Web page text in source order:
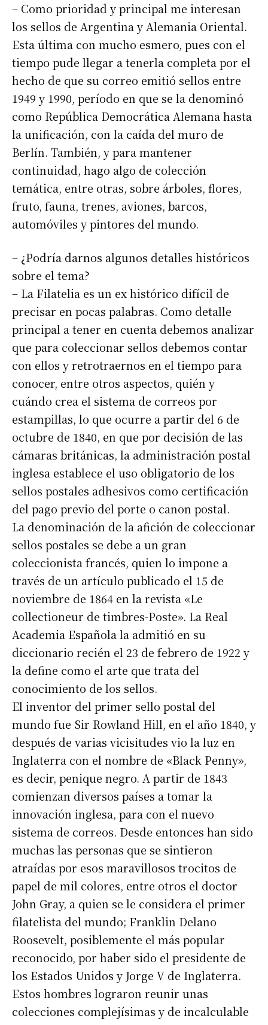
– Como prioridad y principal me interesan
los sellos de Argentina y Alemania Oriental.
Esta última con mucho esmero, pues con el
tiempo pude llegar a tenerla completa por el
hecho de que su correo emitió sellos entre
1949 y 1990, período en que se la denominó
como República Democrática Alemana hasta
la unificación, con la caída del muro de
Berlín. También, y para mantener
continuidad, hago algo de colección
temática, entre otras, sobre árboles, flores,
fruto, fauna, trenes, aviones, barcos,
automóviles y pintores del mundo.
– ¿Podría darnos algunos detalles históricos
sobre el tema?
– La Filatelia es un ex histórico difícil de
precisar en pocas palabras. Como detalle
principal a tener en cuenta debemos analizar
que para coleccionar sellos debemos contar
con ellos y retrotraernos en el tiempo para
conocer, entre otros aspectos, quién y
cuándo crea el sistema de correos por
estampillas, lo que ocurre a partir del 6 de
octubre de 1840, en que por decisión de las
cámaras británicas, la administración postal
inglesa establece el uso obligatorio de los
sellos postales adhesivos como certificación
del pago previo del porte o canon postal.
La denominación de la afición de coleccionar
sellos postales se debe a un gran
coleccionista francés, quien lo impone a
través de un artículo publicado el 15 de
noviembre de 1864 en la revista «Le
collectioneur de timbres-Poste». La Real
Academia Española la admitió en su
diccionario recién el 23 de febrero de 1922 y
la define como el arte que trata del
conocimiento de los sellos.
El inventor del primer sello postal del
mundo fue Sir Rowland Hill, en el año 1840, y
después de varias vicisitudes vio la luz en
Inglaterra con el nombre de «Black Penny»,
es decir, penique negro. A partir de 1843
comienzan diversos países a tomar la
innovación inglesa, para con el nuevo
sistema de correos. Desde entonces han sido
muchas las personas que se sintieron
atraídas por esos maravillosos trocitos de
papel de mil colores, entre otros el doctor
John Gray, a quien se le considera el primer
filatelista del mundo; Franklin Delano
Roosevelt, posiblemente el más popular
reconocido, por haber sido el presidente de
los Estados Unidos y Jorge V de Inglaterra.
Estos hombres lograron reunir unas
colecciones complejísimas y de incalculable